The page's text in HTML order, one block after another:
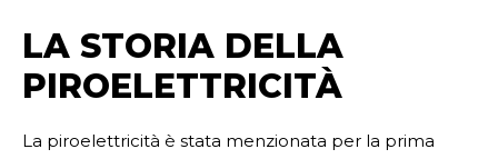
LA STORIA DELLA
PIROELETTRICITÀ
La piroelettricità è stata menzionata per la prima